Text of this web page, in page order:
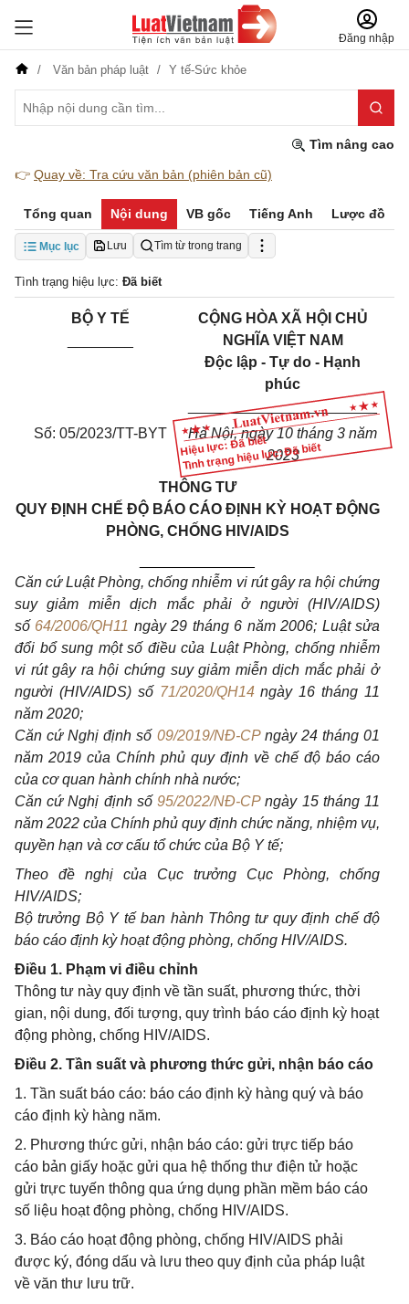
Đăng nhập
Văn bản pháp luật Y tế-Sức khỏe
Tìm nâng cao
👉 Quay về: Tra cứu văn bản (phiên bản cũ)
Tổng quan Nội dung VB gốc Tiếng Anh Lược đồ
Mục lục Lưu Tìm từ trong trang
Tình trạng hiệu lực: Đã biết
Hiệu lực: Đã biết
Tình trạng hiệu lực: Đã biết
BỘ Y TẾ
CỘNG HÒA XÃ HỘI CHỦ
NGHĨA VIỆT NAM
Độc lập - Tự do - Hạnh
phúc
_______________________
Số: 05/2023/TT-BYT
Hà Nội, ngày 10 tháng 3 năm
2023
THÔNG TƯ
QUY ĐỊNH CHẾ ĐỘ BÁO CÁO ĐỊNH KỲ HOẠT ĐỘNG
PHÒNG, CHỐNG HIV/AIDS
Căn cứ Luật Phòng, chống nhiễm vi rút gây ra hội chứng
suy giảm miễn dịch mắc phải ở người (HIV/AIDS)
số 64/2006/QH11 ngày 29 tháng 6 năm 2006; Luật sửa
đổi bổ sung một số điều của Luật Phòng, chống nhiễm
vi rút gây ra hội chứng suy giảm miễn dịch mắc phải ở
người (HIV/AIDS) số 71/2020/QH14ngày16 tháng 11
năm 2020;
Căn cứ Nghị định số 09/2019/NĐ-CPngày 24 tháng 01
năm 2019 của Chính phủ quy định về chế độ báo cáo
của cơ quan hành chính nhà nước;
Căn cứ Nghị định số95/2022/NĐ-CPngày 15 tháng 11
năm 2022 của Chính phủ quy định chức năng, nhiệm vụ,
quyền hạn và cơ cấu tổ chức của Bộ Y tế;
Theo đề nghị của Cục trưởng Cục Phòng, chống
HIV/AIDS;
Bộ trưởng Bộ Y tế ban hành Thông tư quy định chế độ
báo cáo định kỳ hoạt động phòng, chống HIV/AIDS.
Điều 1. Phạm vi điều chỉnh
Thông tư này quy định về tần suất, phương thức, thời
gian, nội dung, đối tượng, quy trình báo cáo định kỳ hoạt
động phòng, chống HIV/AIDS.
Điều 2. Tần suất và phương thức gửi, nhận báo cáo
1. Tần suất báo cáo: báo cáo định kỳ hàng quý và báo
cáo định kỳ hàng năm.
2. Phương thức gửi, nhận báo cáo: gửi trực tiếp báo
cáo bản giấy hoặc gửi qua hệ thống thư điện tử hoặc
gửi trực tuyến thông qua ứng dụng phần mềm báo cáo
số liệu hoạt động phòng, chống HIV/AIDS.
3. Báo cáo hoạt động phòng, chống HIV/AIDS phải
được ký, đóng dấu và lưu theo quy định của pháp luật
về văn thư lưu trữ.